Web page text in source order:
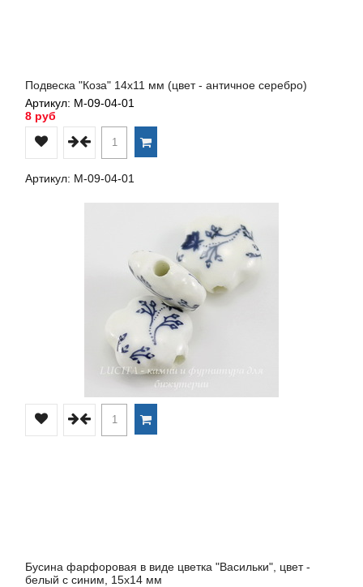
Подвеска "Коза" 14х11 мм (цвет - античное серебро)
Артикул: М-09-04-01
8 руб
Артикул: М-09-04-01
Бусина фарфоровая в виде цветка "Васильки", цвет -
белый с синим, 15х14 мм